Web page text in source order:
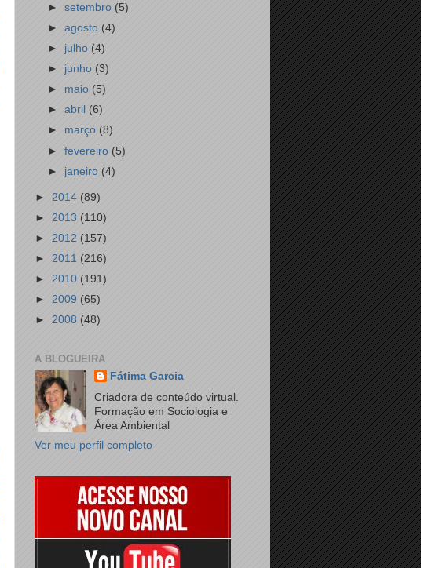
►setembro (5)
►agosto(4)
► julho (4)
► junho (3)
► maio (5)
►abril(6)
► março (8)
►fevereiro (5)
► janeiro (4)
► 2014 (89)
► 2013 (110)
► 2012 (157)
► 2011 (216)
► 2010 (191)
► 2009 (65)
► 2008 (48)
A BLOGUEIRA
Fátima Garcia
Criadora de conteúdo virtual.
Formação em Sociologia e
Área Ambiental
Ver meu perfil completo